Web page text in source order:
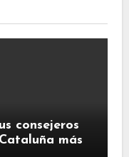
consejeros
más